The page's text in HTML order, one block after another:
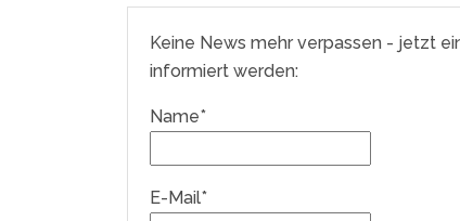
Keine News mehr verpassen - jetzt
informiert werden:
Name*
E-Mail*